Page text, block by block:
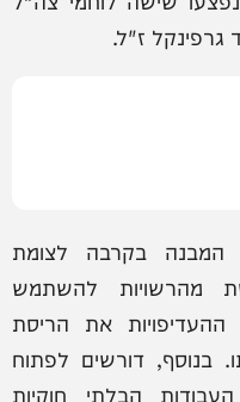
גרפינקל ז"ל.
המבנה בקרבה לצומת
מהרשויות להשתמש
את הריסת
בנוסף, דורשים לפתוח
הבלתי חוקיות